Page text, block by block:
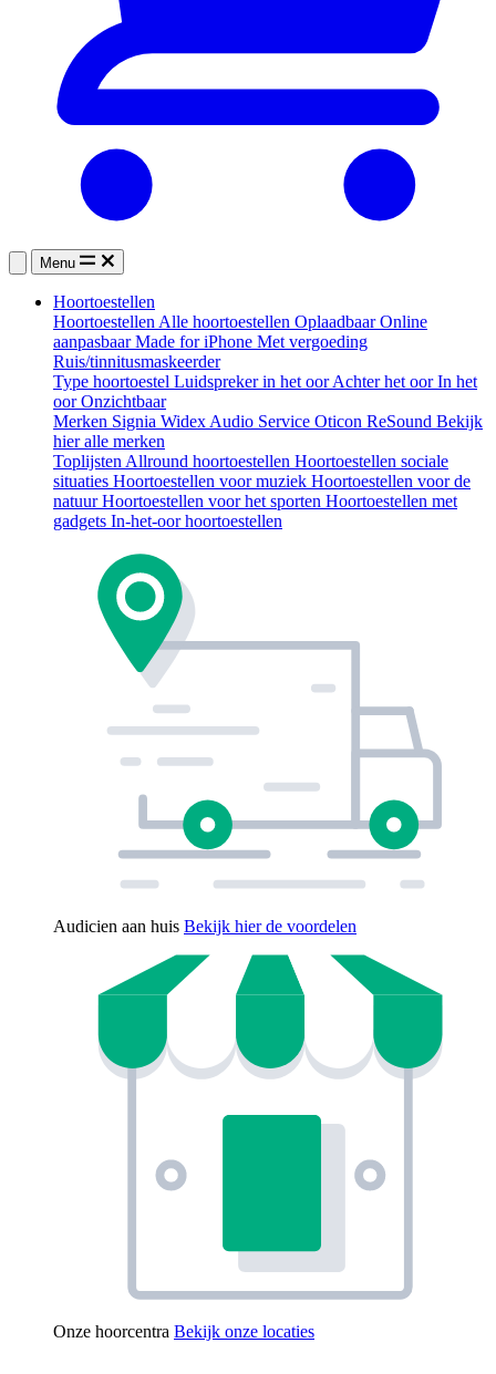
Menu
Hoortoestellen
Hoortoestellen Alle hoortoestellen OplaadbaarOnline
aanpasbaarMade for iPhone Met vergoeding
Ruis/tinnitusmaskeerder
Type hoortoestel Luidspreker in het oorAchter het oorIn het
oorOnzichtbaar
Merken Signia Widex Audio Service Oticon ReSound Bekijk
hier alle merken
Toplijsten Allround hoortoestellen Hoortoestellen sociale
situaties Hoortoestellen voor muziek Hoortoestellen voor de
natuurHoortoestellen voor het sporten Hoortoestellen met
gadgets In-het-oor hoortoestellen
Audicien aan huis Bekijk hier de voordelen
Onze hoorcentra Bekijk onze locaties